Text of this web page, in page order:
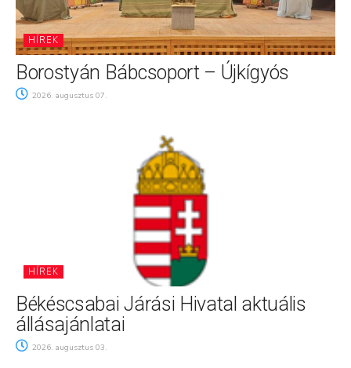
HÍREK
Borostyán Bábcsoport – Újkígyós
2026. augusztus 07.
HÍREK
Békéscsabai Járási Hivatal aktuális
állásajánlatai
2026. augusztus 03.